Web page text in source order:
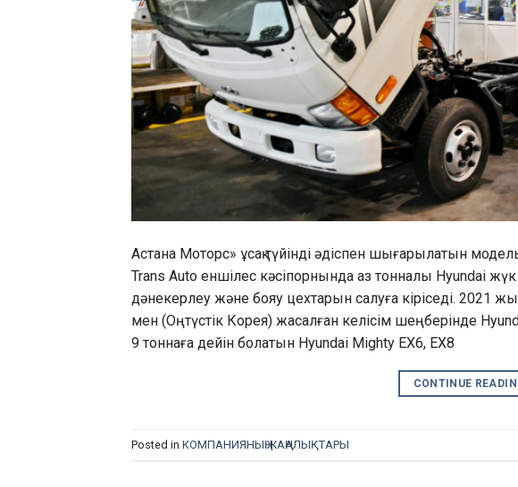
Аcтана Моторс» ұсақ түйінді әдіспен шығарылатын
Trans Auto еншілес кәсіпорнында аз тонналы Hyundai жүк
дәнекерлеу және бояу цехтарын салуға кіріседі. 2021
мен (Оңтүстік Корея) жасалған келісім шеңберінде
9 тоннаға дейін болатын Hyundai Mighty ЕХ6, ЕХ8
CONTINUE
Posted in КОМПАНИЯНЫҢ ЖАҢАЛЫҚТАРЫ